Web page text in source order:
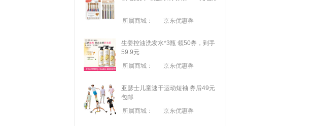
所属商城： 京东优惠券
生姜控油洗发水*3瓶 领50券，到手
59.9元
所属商城：
京东优惠券
亚瑟士儿童速干运动短袖 券后49元
包邮
所属商城：
京东优惠券